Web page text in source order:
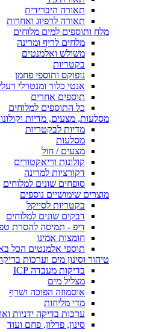
תאורה היברידית
תאורה לרפיוג ואחרות
מלח ותוספים למים מלוחים
מלחים לריף ומרינה
משולש ואלמנטים
בקטריות
נופוקס ותוספי פחמן
אנטי כלור ומנטרלי
תוספים אחרים
כל התוספים למלוחים
מסלעות, מצעים, מדיות
מדיות לבקטריות
מסלעות
מצעים / חול
קולונות וריאקטורים
דקורציות למרינה
סופחים שונים למלוחים
מוצרים שימושיים נוספים
בקטריות לסייקל
דבקים שונים למלוחים
דיפ - תמיסה להסרת
חומצות אמינו
תוספי אלמנטים הכל
טיהור וסינון מים וערכות
בדיקות מעבדה ICP
מצליל מים
אוסמוזה הפוכה ושרף
מדי מליחות
ערכות בדיקה ידניות
סינון, פרלון, פחם ועוד